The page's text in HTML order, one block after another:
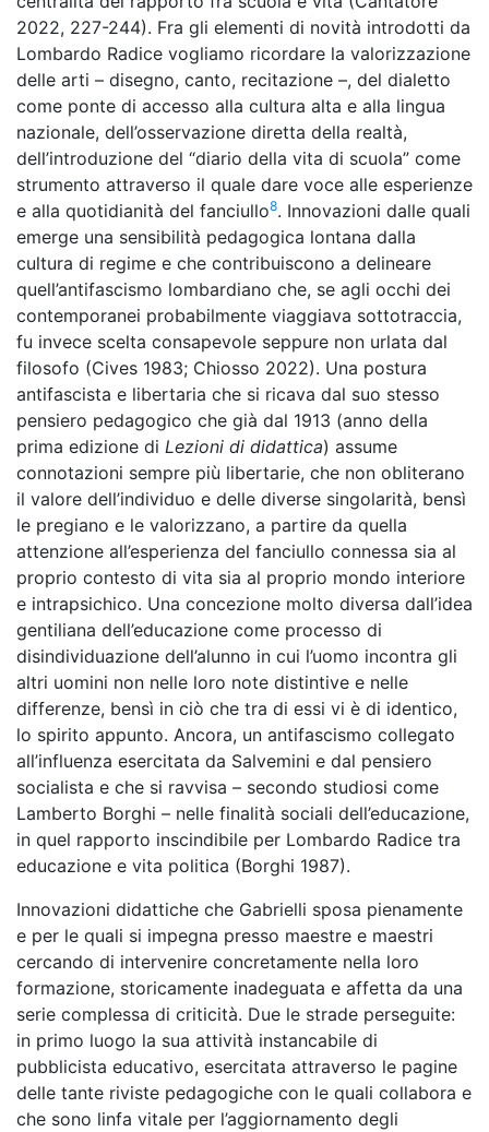
2022, 227-244). Fra gli elementi di novità introdotti da
Lombardo Radice vogliamo ricordare la valorizzazione
delle arti – disegno, canto, recitazione –, del dialetto
come ponte di accesso alla cultura alta e alla lingua
nazionale, dell’osservazione diretta della realtà,
dell’introduzione del “diario della vita di scuola” come
strumento attraverso il quale dare voce alle esperienze
e alla quotidianità del fanciullo8. Innovazioni dalle quali
emerge una sensibilità pedagogica lontana dalla
cultura di regime e che contribuiscono a delineare
quell’antifascismo lombardiano che, se agli occhi dei
contemporanei probabilmente viaggiava sottotraccia,
fu invece scelta consapevole seppure non urlata dal
filosofo (Cives 1983; Chiosso 2022). Una postura
antifascista e libertaria che si ricava dal suo stesso
pensiero pedagogico che già dal 1913 (anno della
prima edizione di Lezioni di didattica) assume
connotazioni sempre più libertarie, che non obliterano
il valore dell’individuo e delle diverse singolarità, bensì
le pregiano e le valorizzano, a partire da quella
attenzione all’esperienza del fanciullo connessa sia al
proprio contesto di vita sia al proprio mondo interiore
e intrapsichico. Una concezione molto diversa dall’idea
gentiliana dell’educazione come processo di
disindividuazione dell’alunno in cui l’uomo incontra gli
altri uomini non nelle loro note distintive e nelle
differenze, bensì in ciò che tra di essi vi è di identico,
lo spirito appunto. Ancora, un antifascismo collegato
all’influenza esercitata da Salvemini e dal pensiero
socialista e che si ravvisa – secondo studiosi come
Lamberto Borghi – nelle finalità sociali dell’educazione,
in quel rapporto inscindibile per Lombardo Radice tra
educazione e vita politica (Borghi 1987).
Innovazioni didattiche che Gabrielli sposa pienamente
e per le quali si impegna presso maestre e maestri
cercando di intervenire concretamente nella loro
formazione, storicamente inadeguata e affetta da una
serie complessa di criticità. Due le strade perseguite:
in primo luogo la sua attività instancabile di
pubblicista educativo, esercitata attraverso le pagine
delle tante riviste pedagogiche con le quali collabora e
che sono linfa vitale per l’aggiornamento degli